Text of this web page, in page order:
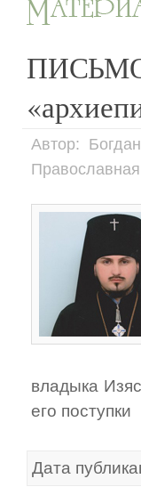
Автор:
владыка
его поступки
Дата